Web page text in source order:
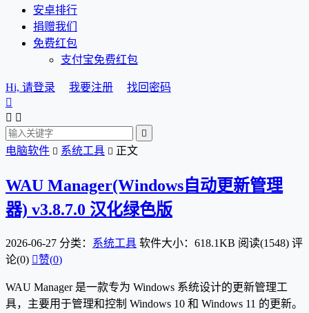
安卓排行
捐赠我们
免费红包
支付宝免费红包
Hi, 请登录 我要注册
找回密码

 

电脑软件  系统工具  正文
WAU Manager(Windows自动更新管理
器) v3.8.7.0 汉化绿色版
2026-06-27 分类： 系统工具 软件大小：618.1KB 阅读(1548) 评
论(0) 赞(0)
WAU Manager 是一款专为 Windows 系统设计的更新管理工
具，主要用于管理和控制 Windows 10 和 Windows 11 的更新。